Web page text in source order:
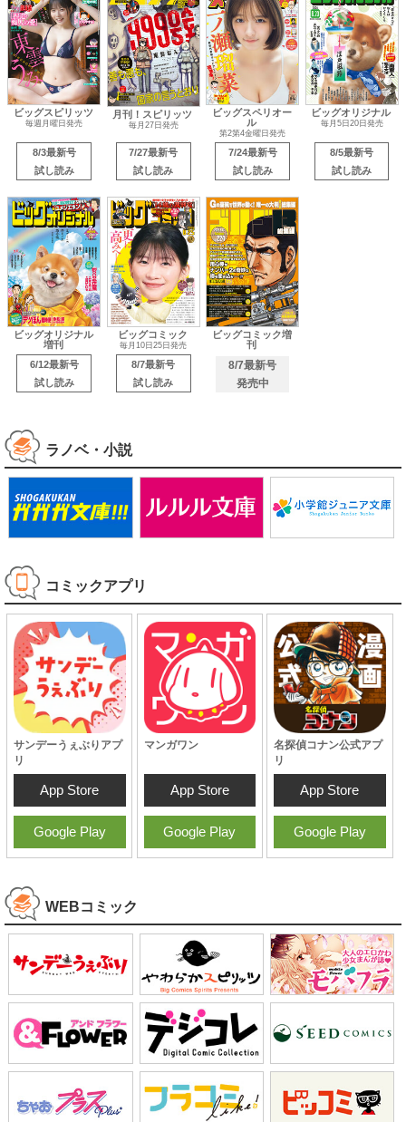
毎週月曜日発売
8/3最新号
毎月27日発売
7/27最新号
ビッグスペリオー
ル
第2第4金曜日発売
7/24最新号
毎月5日20日発売
8/5最新号
ビッグオリジナル
増刊
6/12最新号
ビッグコミック
毎月10日25日発売
8/7最新号
ビッグコミック増
刊
8/7最新号
ラノベ・小説
コミックアプリ
サンデーうぇぶりアプ
App Store
Google Play
App Store
Google Play
名探偵コナン公式アプ
App Store
Google Play
WEBコミック